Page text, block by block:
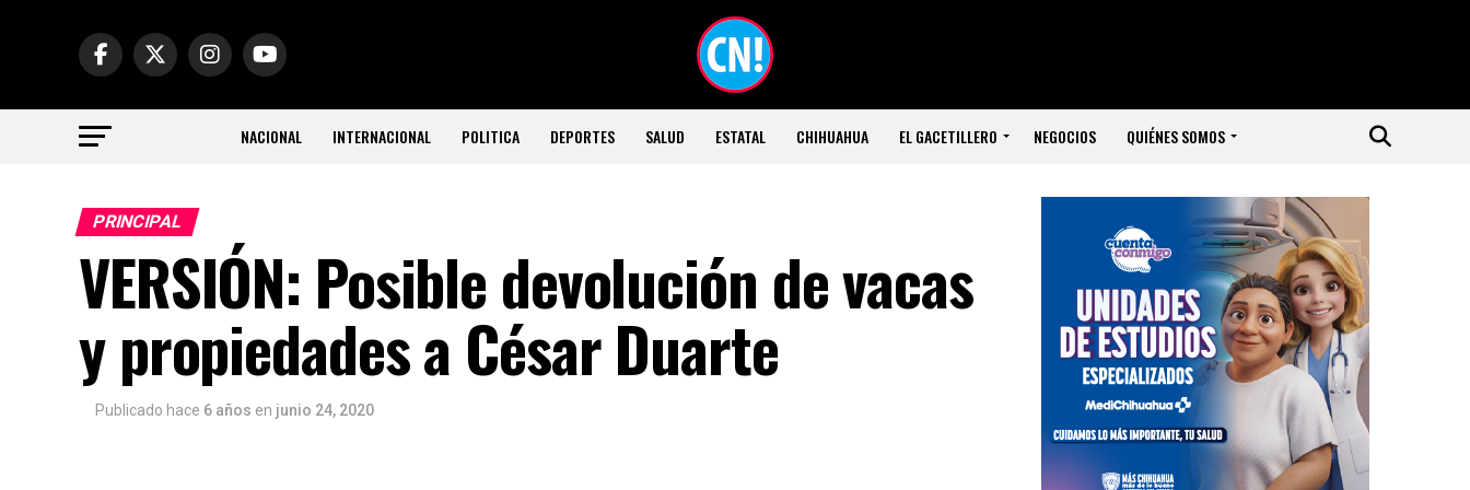
NACIONAL INTERNACIONAL POLITICA DEPORTES SALUD ESTATAL CHIHUAHUA EL GACETILLERO NEGOCIOS QUIÉNES SOMOS
PRINCIPAL
VERSIÓN: Posible devolución de vacas
y propiedades a César Duarte
Publicado hace 6 años en junio 24, 2020